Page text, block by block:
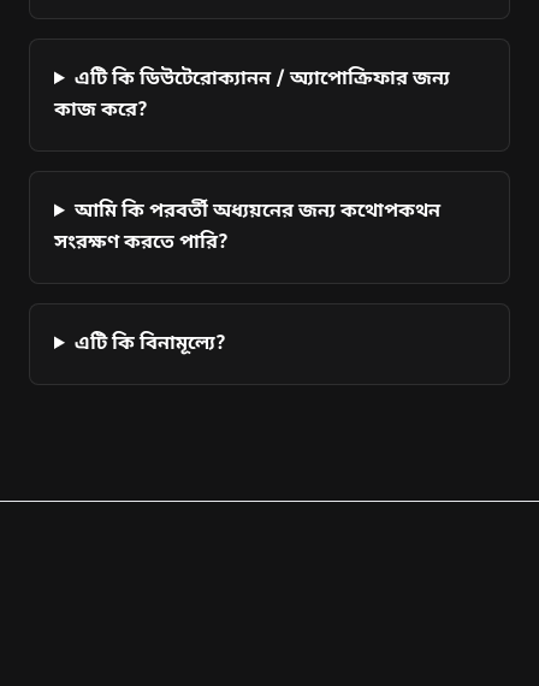
এটি কি ডিউটেরোক্যানন / অ্যাপোক্রিফার জন্য
কাজ করে?
আমি কি পরবর্তী অধ্যয়নের জন্য কথোপকথন
সংরক্ষণ করতে পারি?
এটি কি বিনামূল্যে?